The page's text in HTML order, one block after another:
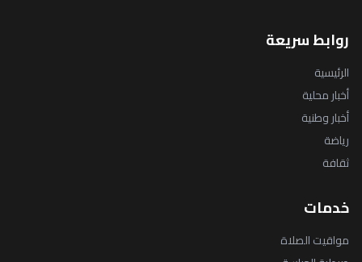
روابط سريعة
الرئيسية
أخبار محلية
أخبار وطنية
رياضة
ثقافة
خدمات
مواقيت الصلاة